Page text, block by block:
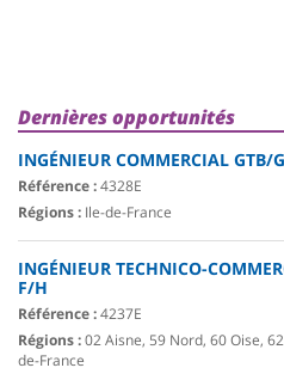
Dernières opportunités
INGÉNIEUR COMMERCIAL GTB/
Référence :4328E
Régions : Ile-de-France
INGÉNIEUR TECHNICO-
F/H
Référence :4237E
Régions :02 Aisne, 59 Nord, 60 Oise,
de-France